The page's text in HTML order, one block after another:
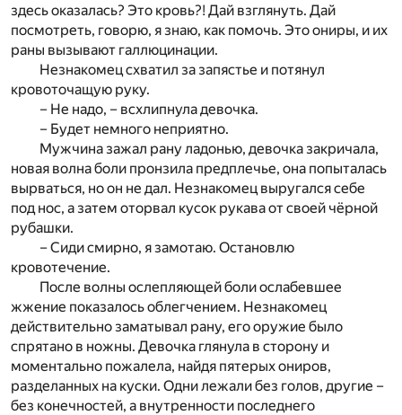
здесь оказалась? Это кровь?! Дай взглянуть. Дай
посмотреть, говорю, я знаю, как помочь. Это ониры, и их
раны вызывают галлюцинации.
Незнакомец схватил за запястье и потянул
кровоточащую руку.
– Не надо, – всхлипнула девочка.
– Будет немного неприятно.
Мужчина зажал рану ладонью, девочка закричала,
новая волна боли пронзила предплечье, она попыталась
вырваться, но он не дал. Незнакомец выругался себе
под нос, а затем оторвал кусок рукава от своей чёрной
рубашки.
– Сиди смирно, я замотаю. Остановлю
кровотечение.
После волны ослепляющей боли ослабевшее
жжение показалось облегчением. Незнакомец
действительно заматывал рану, его оружие было
спрятано в ножны. Девочка глянула в сторону и
моментально пожалела, найдя пятерых ониров,
разделанных на куски. Одни лежали без голов, другие –
без конечностей, а внутренности последнего